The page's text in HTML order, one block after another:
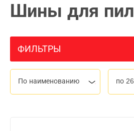
Шины для пил
ФИЛЬТРЫ
По наименованию по 26